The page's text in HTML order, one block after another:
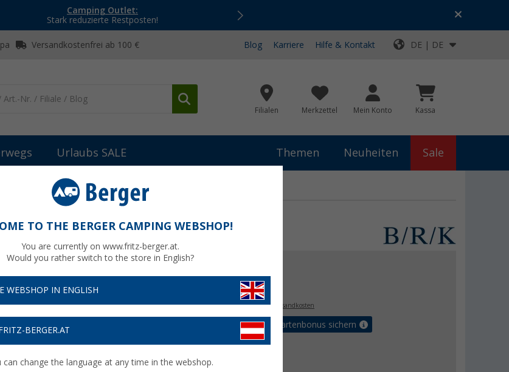
Camping Outlet:
Stark reduzierte Restposten!
Top-Deals für dein Abenteuer!
Versandkostenfrei ab 100 € Blog Karriere Hilfe & Kontakt DE | DE
Filialen Merkzettel Mein Konto Kassa
Urlaubs SALE Themen Neuheiten Sale
Kochgeschirr-Zubehör Langgriff Quick Clack
14,99€
Preise inkl. MwSt.,zzgl. Versandkosten
Bis zu 5% Vorteilskartenbonus sichern
TO THE BERGER CAMPING WEBSHOP!
You are currently on www.fritz-berger.at.
Would you rather switch to the store in English?
WEBSHOP IN ENGLISH
BERGER.AT
can change the language at any time in the webshop.